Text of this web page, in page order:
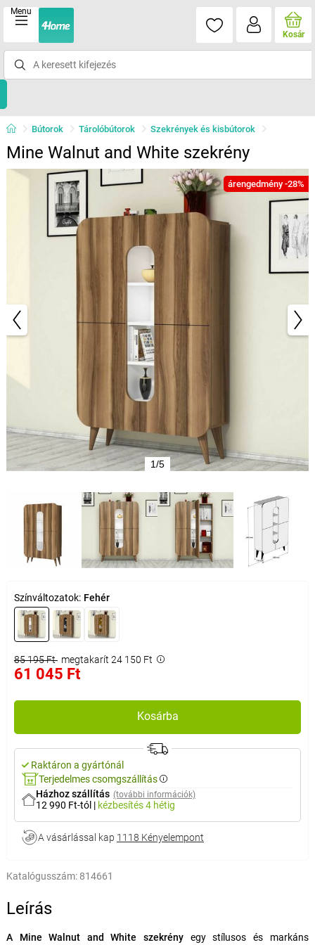
Menu
Kosár
Bútorok Tárolóbútorok Szekrények és kisbútorok
Mine Walnut and White szekrény
árengedmény -28%
1/5
Színváltozatok: Fehér
85 195 Ft megtakarít 24 150 Ft
61 045 Ft
Kosárba
Raktáron a gyártónál
Terjedelmes csomgszállítás
Házhoz szállítás (további információk)
12 990 Ft-tól | kézbesítés4 hétig
A vásárlással kap 1118 Kényelempont
Katalógusszám: 814661
Leírás
A Mine Walnut and White szekrényegy stílusos és markáns